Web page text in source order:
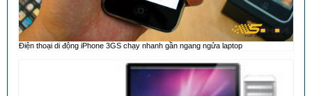
Điện thoại di động iPhone 3GS chạy nhanh gần ngang ngửa laptop